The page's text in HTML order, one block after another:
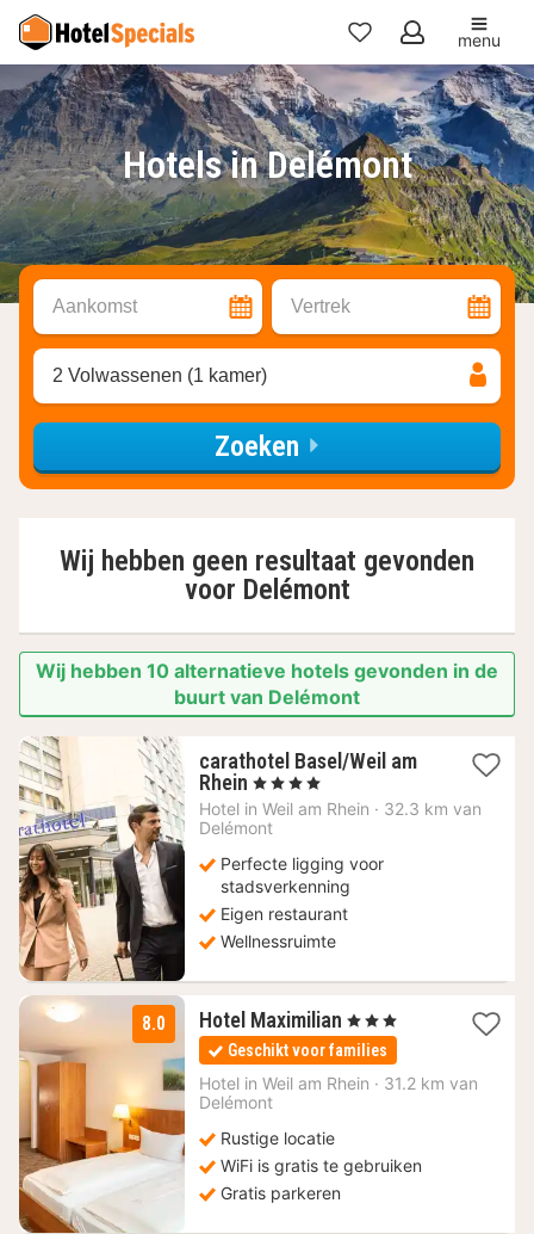
Mijn
favorieten
menu
Hotels in Delémont
Aankomst Vertrek
2 Volwassenen (1 kamer)
Zoeken
Wij hebben geen resultaat gevonden
voor Delémont
Wij hebben 10 alternatieve hotels gevonden in de
buurt van Delémont
carathotel Basel/Weil am
Rhein 1
nacht
vanaf
€
, 4 Sterren
Hotel in Weil am Rhein · 32.3 km van
Delémont
Perfecte ligging voor
stadsverkenning
Eigen restaurant
Wellnessruimte
8.0 Hotel Maximilian 1
nacht
vanaf
92,40
, 3 Sterren
Geschikt voor families
Hotel in Weil am Rhein · 31.2 km van
Delémont
Rustige locatie
WiFi is gratis te gebruiken
Gratis parkeren